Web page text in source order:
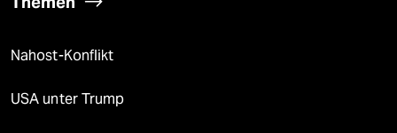
Nahost-Konflikt
USA unter Trump